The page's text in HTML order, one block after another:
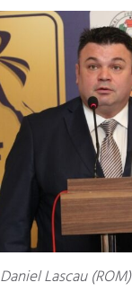
Daniel Lascau (ROM)